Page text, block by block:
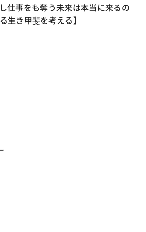
仕事をも奪う未来は本当に来るの
生き甲斐を考える】